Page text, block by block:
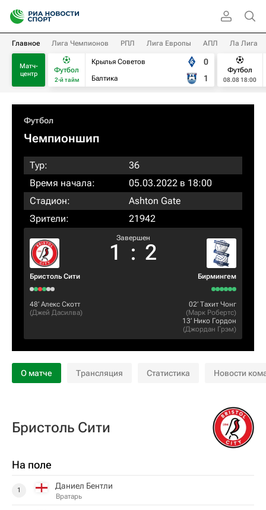
Главное Лига Чемпионов РПЛ Лига Европы АПЛ Ла Лига
Матч-
центр
Футбол
2-й тайм
Крылья Советов
Балтика
0
1
Футбол
08.08 18:00
Футбол
Чемпионшип
Тур:
36
Время начала:
05.03.2022 в 18:00
Стадион:
Ashton Gate
Зрители:
21942
Бристоль Сити
Завершен
1 : 2
Бирмингем
48‎’‎ Алекс Скотт
(Джей Дасилва)
02‎’‎ Тахит Чонг
(Марк Робертс)
13‎’‎ Нико Гордон
(Джордан Грэм)
О матче Трансляция Статистика Новости
Бристоль Сити
На поле
1 Даниел Бентли
Вратарь